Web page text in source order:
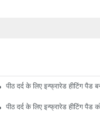
है
पीठ दर्द के लिए इन्फ्रारेड हीटिंग पैड
पीठ दर्द के लिए इन्फ्रारेड हीटिंग पैड